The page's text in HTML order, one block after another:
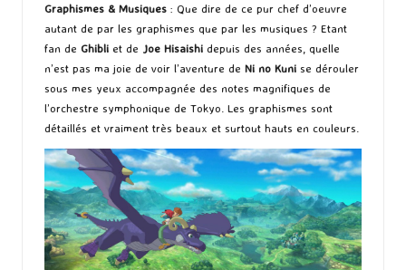
Graphismes & Musiques : Que dire de ce pur chef d’oeuvre
autant de par les graphismes que par les musiques ? Etant
fan de Ghibli et de Joe Hisaishi depuis des années, quelle
n’est pas ma joie de voir l’aventure de Ni no Kuni se dérouler
sous mes yeux accompagnée des notes magnifiques de
l’orchestre symphonique de Tokyo. Les graphismes sont
détaillés et vraiment très beaux et surtout hauts en couleurs.